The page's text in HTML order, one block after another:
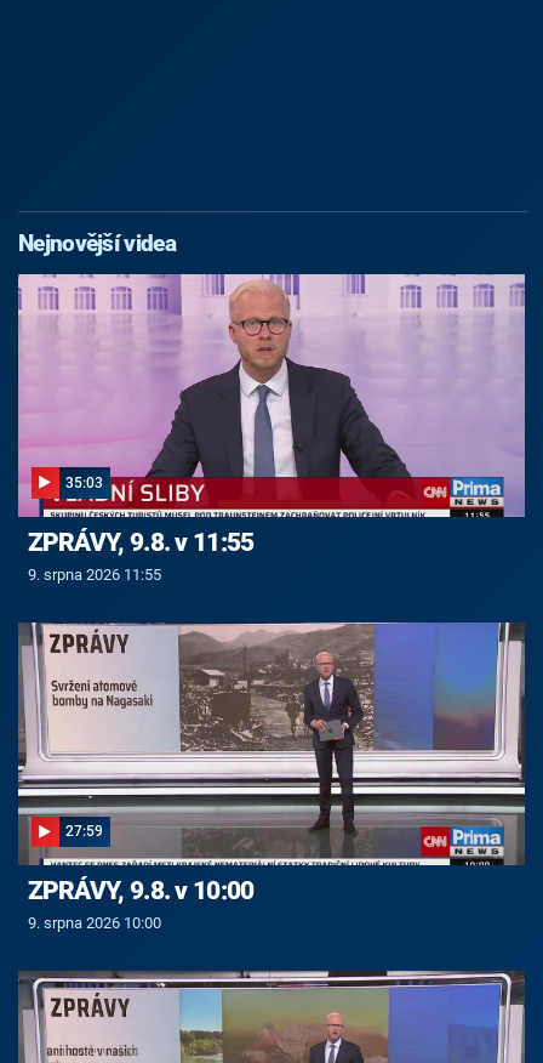
Nejnovější videa
35:03
ZPRÁVY, 9.8. v 11:55
9. srpna 2026 11:55
27:59
ZPRÁVY, 9.8. v 10:00
9. srpna 2026 10:00